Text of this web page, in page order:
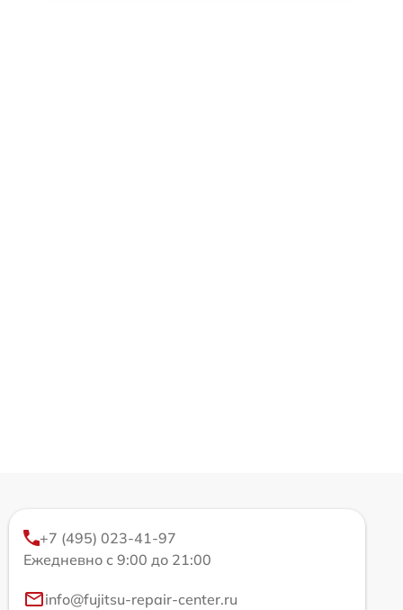
+7 (495) 023-41-97
Ежедневно с 9:00 до 21:00
info@fujitsu-repair-center.ru